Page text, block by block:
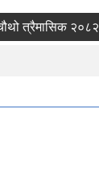
२०८२।०८३